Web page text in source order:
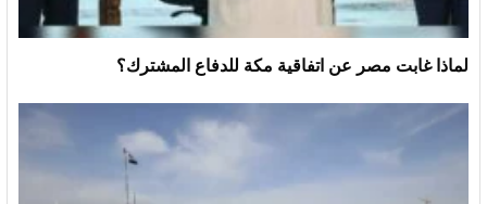
لماذا غابت مصر عن اتفاقية مكة للدفاع المشترك؟